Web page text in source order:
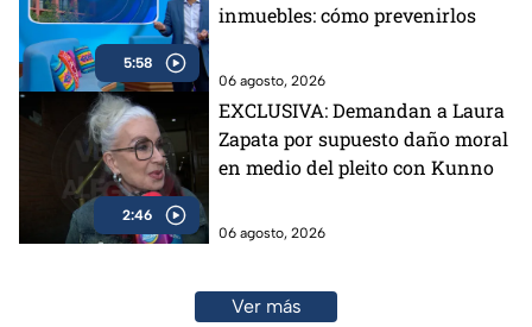
5:58
inmuebles: cómo prevenirlos
06 agosto, 2026
2:46
EXCLUSIVA: Demandan a Laura
Zapata por supuesto daño moral
en medio del pleito con Kunno
06 agosto, 2026
Ver más